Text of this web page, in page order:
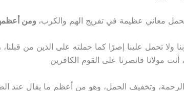
تحمل معاني عظيمة في تفريج الهم والكرب، ومن
ولا تحمل علينا إصرًا كما حملته على الذين من قبلنا،
أنت مولانا فانصرنا على القوم الكافرين
وتخفيف الحمل، وهو من أعظم ما يقال عند